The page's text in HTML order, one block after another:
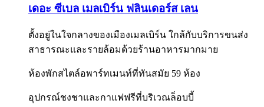
เดอะ ซีเบล เมลเบิร์น ฟลินเดอร์ส เลน
ตั้งอยู่ในใจกลางของเมืองเมลเบิร์น ใกล้กับบริการขนส่ง
สาธารณะและรายล้อมด้วยร้านอาหารมากมาย
ห้องพักสไตล์อพาร์ทเมนท์ที่ทันสมัย 59 ห้อง
อุปกรณ์ชงชาและกาแฟฟรีที่บริเวณล็อบบี้